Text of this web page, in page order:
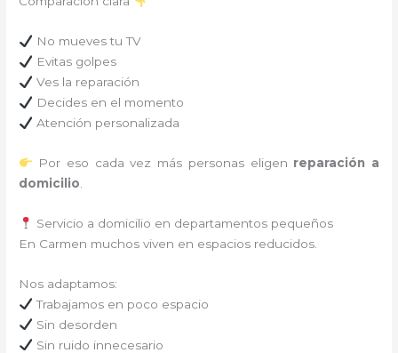
No mueves tu TV
Evitas golpes
Ves la reparación
Decides en el momento
Atención personalizada
Por eso cada vez más personas eligen reparación a
domicilio
Servicio a domicilio en departamentos pequeños
En Carmen muchos viven en espacios reducidos.
Nos adaptamos:
Trabajamos en poco espacio
Sin desorden
Sin ruido innecesario